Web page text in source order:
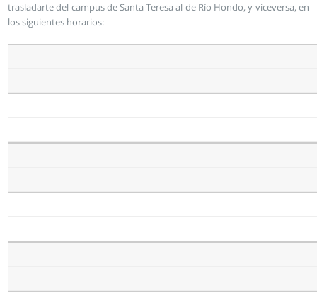
trasladarte del campus de Santa Teresa al de Río Hondo, y viceversa, en
los siguientes horarios: